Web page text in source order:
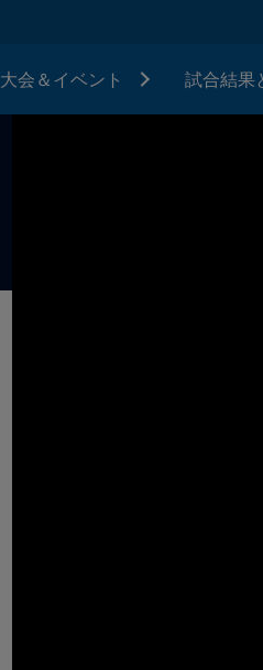
大会＆イベント 試合結果